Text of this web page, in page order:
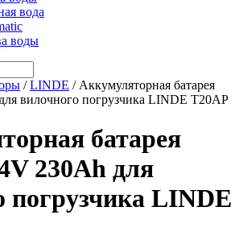
вода
воды
/LINDE / Аккумуляторная батарея
вилочного погрузчика LINDE T20AP
батарея
230Ah для
погрузчика LINDE